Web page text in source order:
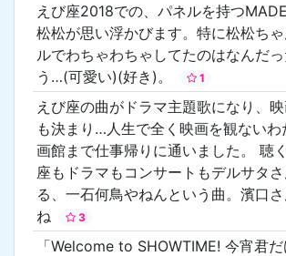
えび座2018での、パネルを持つ
松松が思い浮かびます。特に松松ち
ルでわちゃわちゃしてたのはなんだ
う…(可愛い)(好き)。
1
えび座の曲がドラマ主題歌になり、
も決まり…人生で全く映画を観ないわ
画館まで仕事帰りに通いました。 聴
座もドラマもコンサートもデルサタ
る、一石何鳥やねんという曲。濱口
ね
3
「Welcome to SHOWTIME! 今宵君